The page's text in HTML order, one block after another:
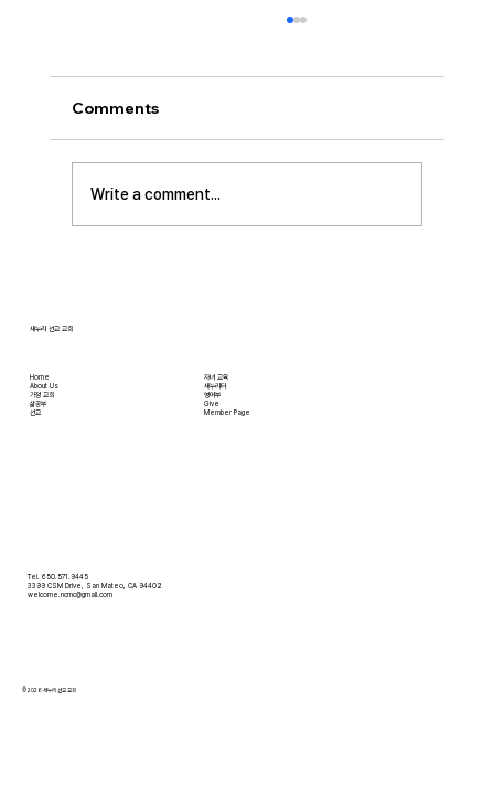
오늘날 성도로서 올바른 신앙생활을 하는 데 걸
림돌이 되는 세 가지가 있습니다. 첫째는 안일주
의입니다. 산업혁명 이후 급속도로 발전한 물질
문명은 우리의 삶을 매우 편리하게 만들어 주었
Comments
Write a comment...
Home
About Us
​가정 교회
​삶공부
​선교
자녀 교육
새누리터
영어부
Give
Member Page
Tel. 650.571.9445
3399 CSM Drive, San Mateo, CA 94402
welcome.ncmc@gmail.com
© 2026 새누리 선교 교회
새누리 선교 교회